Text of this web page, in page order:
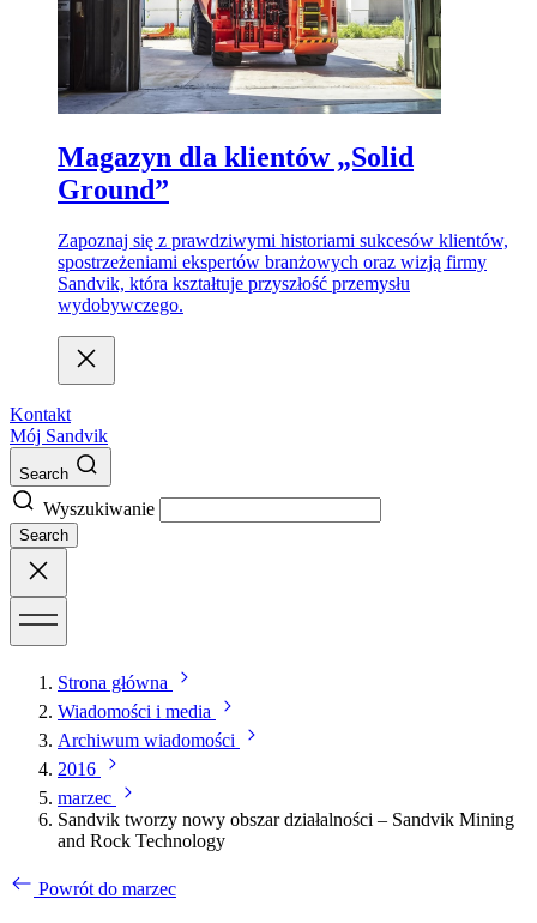
Magazyn dla klientów „Solid
Ground”
Zapoznaj się z prawdziwymi historiami sukcesów klientów,
spostrzeżeniami ekspertów branżowych oraz wizją firmy
Sandvik, która kształtuje przyszłość przemysłu
wydobywczego.
Kontakt
Mój Sandvik
Search
Wyszukiwanie
Search
Strona główna
Wiadomości i media
Archiwum wiadomości
2016
marzec
Sandvik tworzy nowy obszar działalności – Sandvik Mining
and Rock Technology
Powrót do marzec